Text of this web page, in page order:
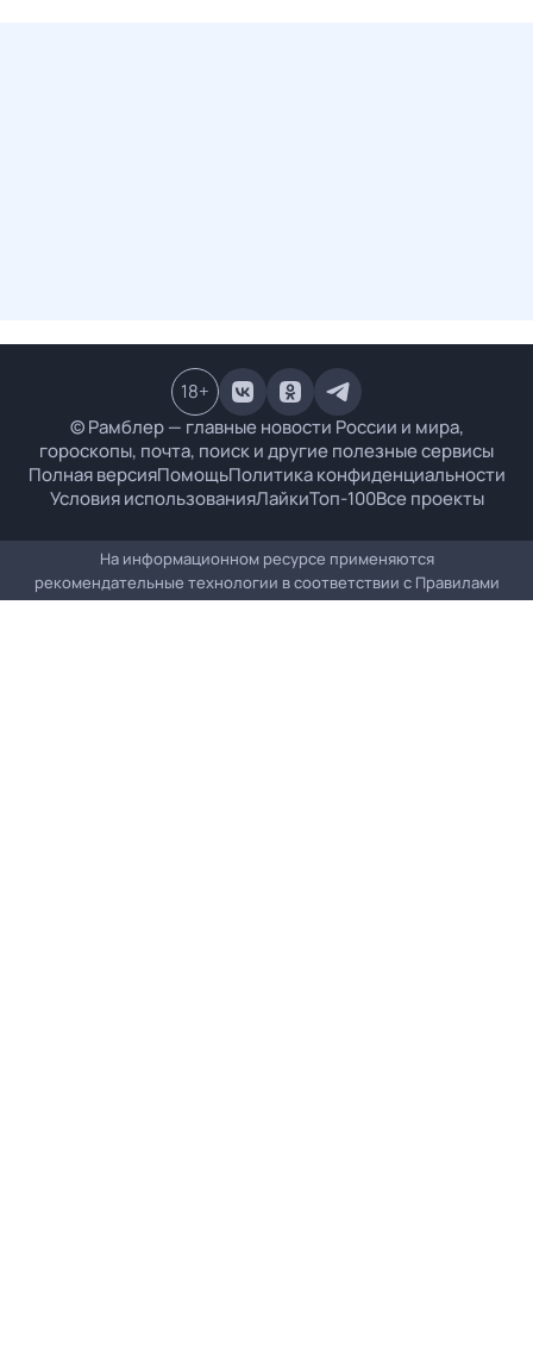
© Рамблер — главные новости России и мира,
гороскопы, почта, поиск и другие полезные сервисы
Полная версияПомощьПолитика конфиденциальности
Условия использованияЛайкиТоп-100Все проекты
18+
На информационном ресурсе применяются
рекомендательные технологии в соответствии с Правилами